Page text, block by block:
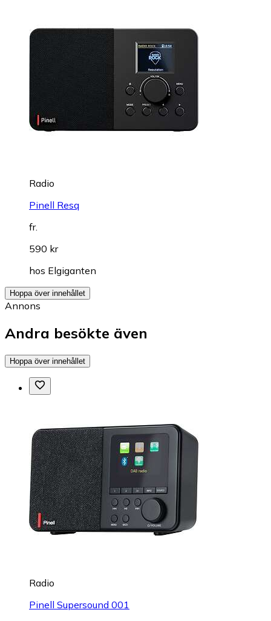
Radio
Pinell Resq
fr.
590 kr
hos Elgiganten
Hoppa över innehållet
Annons
Andra besökte även
Hoppa över innehållet
Radio
Pinell Supersound 001